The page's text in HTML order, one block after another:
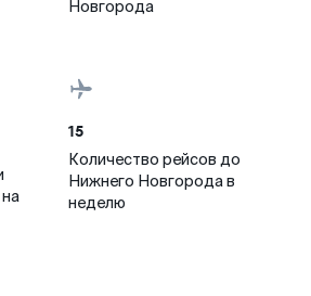
Новгорода
15
Количество рейсов до
Нижнего Новгорода в
неделю